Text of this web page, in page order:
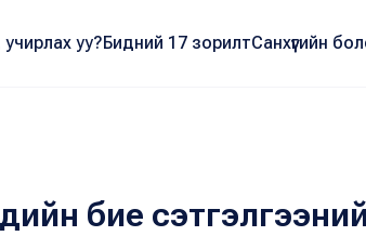
уу?Бидний 17 зорилтСанхүүгийн
бие